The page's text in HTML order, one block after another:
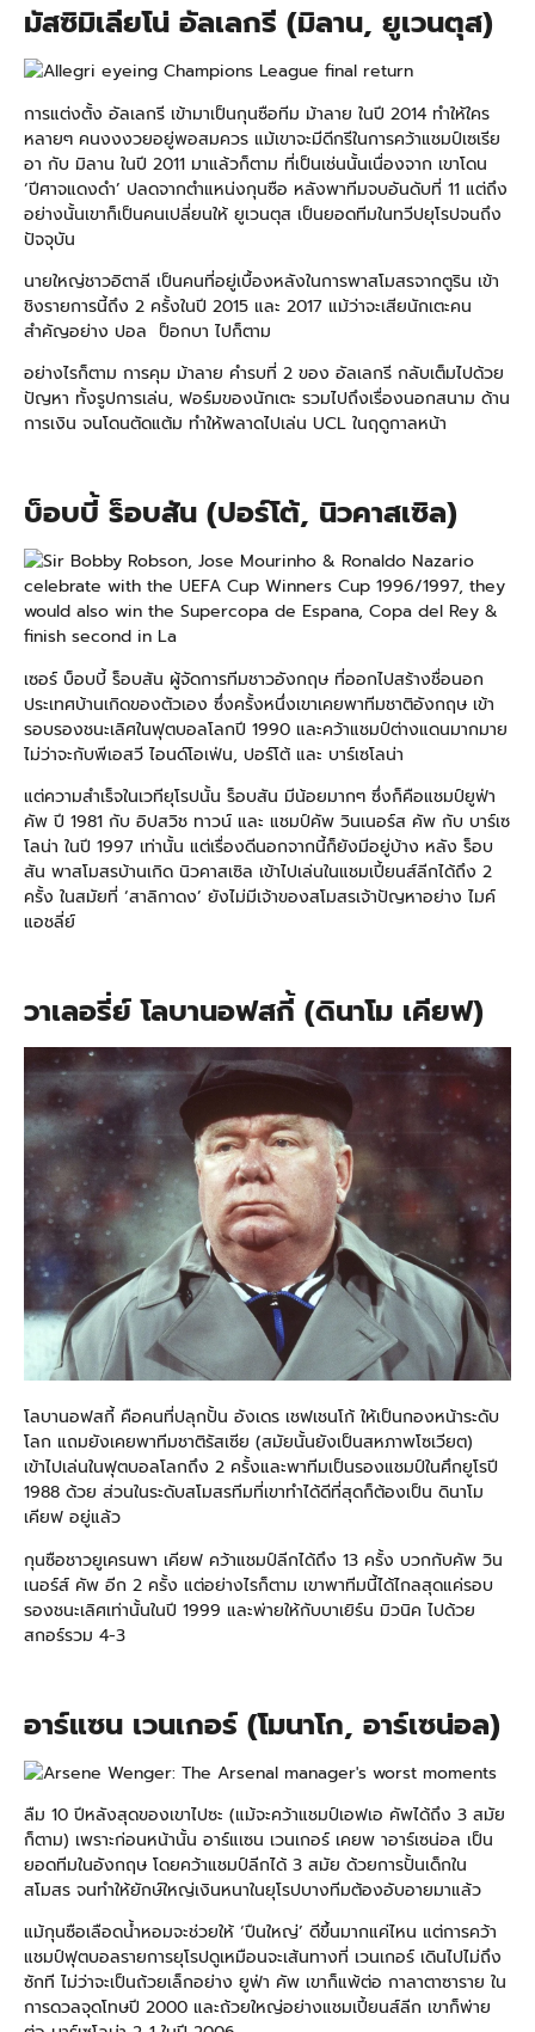
มัสซิมิเลียโน่ อัลเลกรี (มิลาน, ยูเวนตุส)
การแต่งตั้ง อัลเลกรี เข้ามาเป็นกุนซือทีม ม้าลาย ในปี 2014 ทำให้ใคร
หลายๆ คนงงงวยอยู่พอสมควร แม้เขาจะมีดีกรีในการคว้าแชมป์เซเรีย
อา กับ มิลาน ในปี 2011 มาแล้วก็ตาม ที่เป็นเช่นนั้นเนื่องจาก เขาโดน
‘ปีศาจแดงดำ’ ปลดจากตำแหน่งกุนซือ หลังพาทีมจบอันดับที่ 11 แต่ถึง
อย่างนั้นเขาก็เป็นคนเปลี่ยนให้ ยูเวนตุส เป็นยอดทีมในทวีปยุโรปจนถึง
ปัจจุบัน
นายใหญ่ชาวอิตาลี เป็นคนที่อยู่เบื้องหลังในการพาสโมสรจากตูริน เข้า
ชิงรายการนี้ถึง 2 ครั้งในปี 2015 และ 2017 แม้ว่าจะเสียนักเตะคน
สำคัญอย่าง ปอล ป็อกบา ไปก็ตาม
อย่างไรก็ตาม การคุม ม้าลาย คำรบที่ 2 ของ อัลเลกรี กลับเต็มไปด้วย
ปัญหา ทั้งรูปการเล่น, ฟอร์มของนักเตะ รวมไปถึงเรื่องนอกสนาม ด้าน
การเงิน จนโดนตัดแต้ม ทำให้พลาดไปเล่น UCL ในฤดูกาลหน้า
บ็อบบี้ ร็อบสัน (ปอร์โต้, นิวคาสเซิล)
เซอร์ บ็อบบี้ ร็อบสัน ผู้จัดการทีมชาวอังกฤษ ที่ออกไปสร้างชื่อนอก
ประเทศบ้านเกิดของตัวเอง ซึ่งครั้งหนึ่งเขาเคยพาทีมชาติอังกฤษ เข้า
รอบรองชนะเลิศในฟุตบอลโลกปี 1990 และคว้าแชมป์ต่างแดนมากมาย
ไม่ว่าจะกับพีเอสวี ไอนด์โอเฟ่น, ปอร์โต้ และ บาร์เซโลน่า
แต่ความสำเร็จในเวทียุโรปนั้น ร็อบสัน มีน้อยมากๆ ซึ่งก็คือแชมป์ยูฟ่า
คัพ ปี 1981 กับ อิปสวิช ทาวน์ และ แชมป์คัพ วินเนอร์ส คัพ กับ บาร์เซ
โลน่า ในปี 1997 เท่านั้น แต่เรื่องดีนอกจากนี้ก็ยังมีอยู่บ้าง หลัง ร็อบ
สัน พาสโมสรบ้านเกิด นิวคาสเซิล เข้าไปเล่นในแชมเปี้ยนส์ลีกได้ถึง 2
ครั้ง ในสมัยที่ ‘สาลิกาดง’ ยังไม่มีเจ้าของสโมสรเจ้าปัญหาอย่าง ไมค์
แอชลี่ย์
วาเลอรี่ย์ โลบานอฟสกี้ (ดินาโม เคียฟ)
โลบานอฟสกี้ คือคนที่ปลุกปั้น อังเดร เชฟเชนโก้ ให้เป็นกองหน้าระดับ
โลก แถมยังเคยพาทีมชาติรัสเซีย (สมัยนั้นยังเป็นสหภาพโซเวียต)
เข้าไปเล่นในฟุตบอลโลกถึง 2 ครั้งและพาทีมเป็นรองแชมป์ในศึกยูโรปี
1988 ด้วย ส่วนในระดับสโมสรทีมที่เขาทำได้ดีที่สุดก็ต้องเป็น ดินาโม
เคียฟ อยู่แล้ว
กุนซือชาวยูเครนพา เคียฟ คว้าแชมป์ลีกได้ถึง 13 ครั้ง บวกกับคัพ วิน
เนอร์ส์ คัพ อีก 2 ครั้ง แต่อย่างไรก็ตาม เขาพาทีมนี้ได้ไกลสุดแค่รอบ
รองชนะเลิศเท่านั้นในปี 1999 และพ่ายให้กับบาเยิร์น มิวนิค ไปด้วย
สกอร์รวม 4-3
อาร์แซน เวนเกอร์ (โมนาโก, อาร์เซน่อล)
ลืม 10 ปีหลังสุดของเขาไปซะ (แม้จะคว้าแชมป์เอฟเอ คัพได้ถึง 3 สมัย
ก็ตาม) เพราะก่อนหน้านั้น อาร์แเซน เวนเกอร์ เคยพ าอาร์เซน่อล เป็น
ยอดทีมในอังกฤษ โดยคว้าแชมป์ลีกได้ 3 สมัย ด้วยการปั้นเด็กใน
สโมสร จนทำให้ยักษ์ใหญ่เงินหนาในยุโรปบางทีมต้องอับอายมาแล้ว
แม้กุนซือเลือดน้ำหอมจะช่วยให้ ‘ปืนใหญ่’ ดีขึ้นมากแค่ไหน แต่การคว้า
แชมป์ฟุตบอลรายการยุโรปดูเหมือนจะเส้นทางที่ เวนเกอร์ เดินไปไม่ถึง
ซักที ไม่ว่าจะเป็นถ้วยเล็กอย่าง ยูฟ่า คัพ เขาก็แพ้ต่อ กาลาตาซาราย ใน
การดวลจุดโทษปี 2000 และถ้วยใหญ่อย่างแชมเปี้ยนส์ลีก เขาก็พ่าย